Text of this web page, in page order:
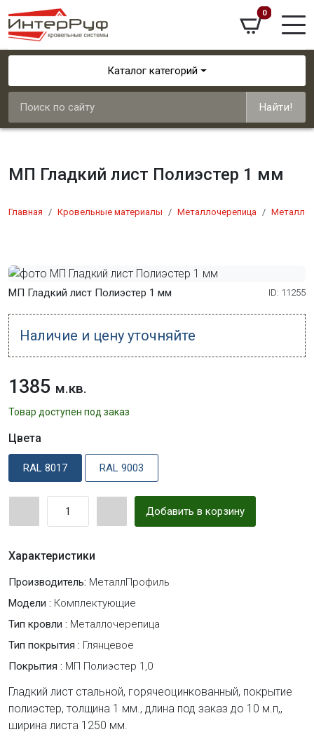
0
Каталог категорий
Найти!
МП Гладкий лист Полиэстер 1 мм
Главная Кровельные материалы Металлочерепица
МП Гладкий лист Полиэстер 1 мм ID: 11255
Наличие и цену уточняйте
1385 м.кв.
Товар доступен под заказ
Цвета
RAL 8017 RAL 9003
Добавить в корзину
Характеристики
Производитель: МеталлПрофиль
Модели : Комплектующие
Тип кровли : Металлочерепица
Тип покрытия : Глянцевое
Покрытия : МП Полиэстер 1,0
Гладкий лист стальной, горячеоцинкованный, покрытие
полиэстер, толщина 1 мм., длина под заказ до 10 м.п,,
ширина листа 1250 мм.